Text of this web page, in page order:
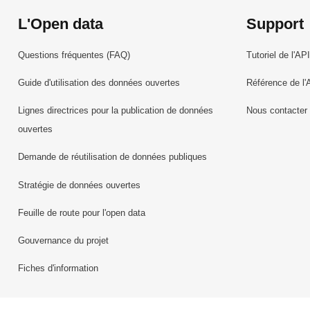
L'Open data
Questions fréquentes (FAQ)
Guide d'utilisation des données ouvertes
Lignes directrices pour la publication de données
ouvertes
Demande de réutilisation de données publiques
Stratégie de données ouvertes
Feuille de route pour l'open data
Gouvernance du projet
Fiches d'information
Support
Tutoriel de l'API
Référence de
Nous contacter